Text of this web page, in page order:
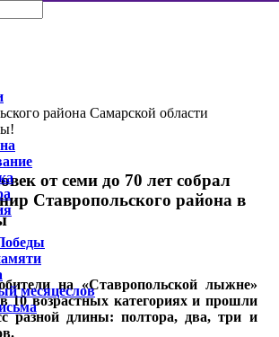
района Самарской области
от семи до 70 лет собрал
Ставропольского района в
на «Ставропольской лыжне»
10 возрастных категориях и прошли
разной длины: полтора, два, три и
месяцеслов